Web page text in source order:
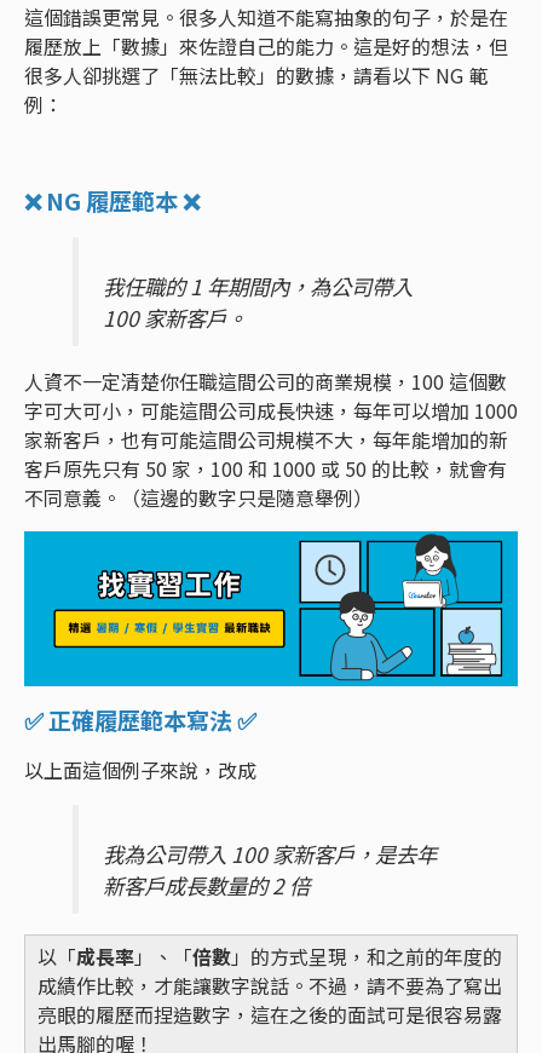
這個錯誤更常見。很多人知道不能寫抽象的句子，於是在
履歷放上「數據」來佐證自己的能力。這是好的想法，但
很多人卻挑選了「無法比較」的數據，請看以下 NG 範
例：
❌ NG 履歷範本 ❌
我任職的 1 年期間內，為公司帶入
100 家新客戶。
人資不一定清楚你任職這間公司的商業規模，100 這個數
字可大可小，可能這間公司成長快速，每年可以增加 1000
家新客戶，也有可能這間公司規模不大，每年能增加的新
客戶原先只有 50 家，100 和 1000 或 50 的比較，就會有
不同意義。（這邊的數字只是隨意舉例）
✅ 正確履歷範本寫法 ✅
以上面這個例子來說，改成
我為公司帶入 100 家新客戶，是去年
新客戶成長數量的 2 倍
以「成長率」、「倍數」的方式呈現，和之前的年度的
成績作比較，才能讓數字說話。不過，請不要為了寫出
亮眼的履歷而捏造數字，這在之後的面試可是很容易露
出馬腳的喔！